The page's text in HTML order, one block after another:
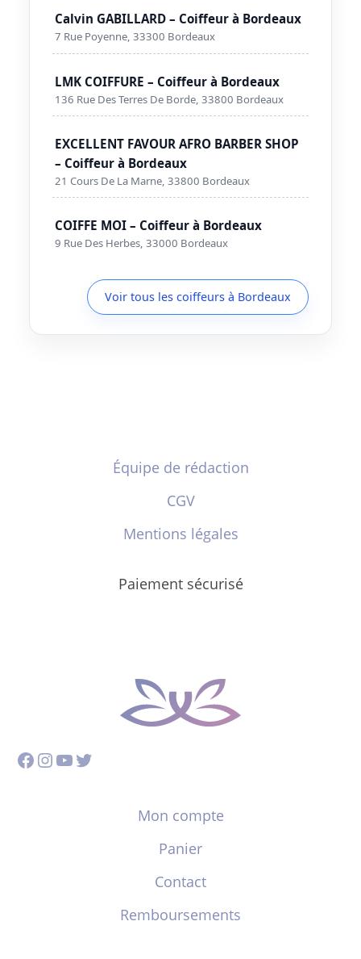
Calvin GABILLARD – Coiffeur à Bordeaux
7 Rue Poyenne, 33300 Bordeaux
LMK COIFFURE – Coiffeur à Bordeaux
136 Rue Des Terres De Borde, 33800 Bordeaux
EXCELLENT FAVOUR AFRO BARBER SHOP
– Coiffeur à Bordeaux
21 Cours De La Marne, 33800 Bordeaux
COIFFE MOI – Coiffeur à Bordeaux
9 Rue Des Herbes, 33000 Bordeaux
Voir tous les coiffeurs à Bordeaux
Équipe de rédaction
CGV
Mentions légales
Paiement sécurisé
Facebook
Instagram
YouTube
Twitter
Mon compte
Panier
Contact
Remboursements